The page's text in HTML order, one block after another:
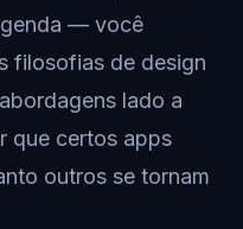
— você
filosofias de design
lado a
que certos apps
outros se tornam